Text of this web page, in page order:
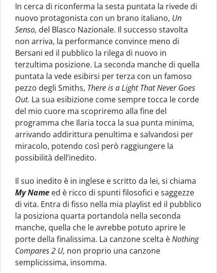
In cerca di riconferma la sesta puntata la rivede di
nuovo protagonista con un brano italiano, Un
Senso, del Blasco Nazionale. Il successo stavolta
non arriva, la performance convince meno di
Bersani ed il pubblico la rilega di nuovo in
terzultima posizione. La seconda manche di quella
puntata la vede esibirsi per terza con un famoso
pezzo degli Smiths, There is a Light That Never Goes
Out. La sua esibizione come sempre tocca le corde
del mio cuore ma scopriremo alla fine del
programma che Ilaria tocca la sua punta minima,
arrivando addirittura penultima e salvandosi per
miracolo, potendo così però raggiungere la
possibilità dell’inedito.
Il suo inedito è in inglese e scritto da lei, si chiama
My Name ed è ricco di spunti filosofici e saggezze
di vita. Entra di fisso nella mia playlist ed il pubblico
la posiziona quarta portandola nella seconda
manche, quella che le avrebbe potuto aprire le
porte della finalissima. La canzone scelta èNothing
Compares 2 U, non proprio una canzone
semplicissima, insomma.